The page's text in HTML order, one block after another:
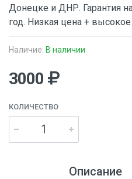
Донецке и ДНР. Гарантия
год. Низкая цена + высокое
Наличие: В наличии
3000
КОЛИЧЕСТВО
Описание